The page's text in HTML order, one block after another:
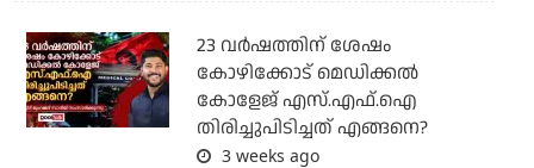
23 വർഷത്തിന് ശേഷം
കോഴിക്കോട് മെഡിക്കൽ
കോളേജ് എസ്.എഫ്.ഐ
തിരിച്ചുപിടിച്ചത് എങ്ങനെ?
3 weeks ago